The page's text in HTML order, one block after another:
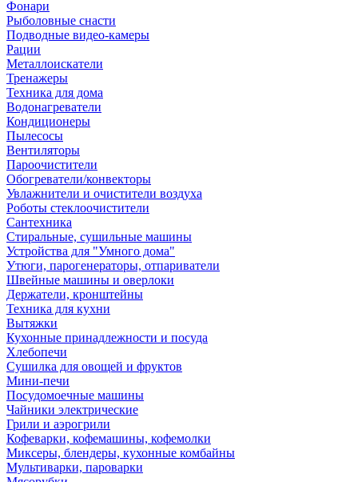
Фонари
Рыболовные снасти
Подводные видео-камеры
Рации
Металлоискатели
Тренажеры
Техника для дома
Водонагреватели
Кондиционеры
Пылесосы
Вентиляторы
Пароочистители
Обогреватели/конвекторы
Увлажнители и очистители воздуха
Роботы стеклоочистители
Сантехника
Стиральные, сушильные машины
Устройства для "Умного дома"
Утюги, парогенераторы, отпариватели
Швейные машины и оверлоки
Держатели, кронштейны
Техника для кухни
Вытяжки
Кухонные принадлежности и посуда
Хлебопечи
Сушилка для овощей и фруктов
Мини-печи
Посудомоечные машины
Чайники электрические
Грили и аэрогрили
Кофеварки, кофемашины, кофемолки
Миксеры, блендеры, кухонные комбайны
Мультиварки, пароварки